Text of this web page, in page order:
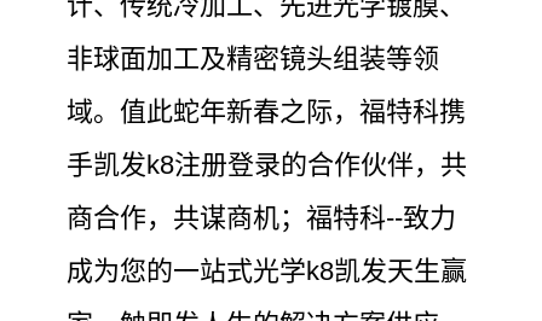
非球面加工及精密镜头组装等领
域。值此蛇年新春之际，福特科携
手凯发k8注册登录的合作伙伴，共
商合作，共谋商机；福特科--致力
成为您的一站式光学k8凯发天生赢